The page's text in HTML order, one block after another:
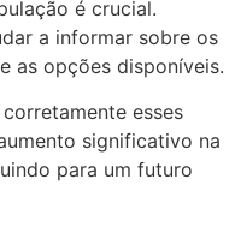
é crucial.
a informar sobre os
as opções disponíveis.
esses
significativo na
para um futuro